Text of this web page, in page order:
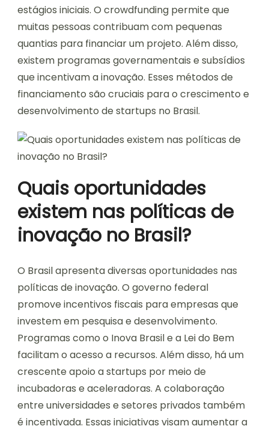
estágios iniciais. O crowdfunding permite que
muitas pessoas contribuam com pequenas
quantias para financiar um projeto. Além disso,
existem programas governamentais e subsídios
que incentivam a inovação. Esses métodos de
financiamento são cruciais para o crescimento e
desenvolvimento de startups no Brasil.
Quais oportunidades
existem nas políticas de
inovação no Brasil?
O Brasil apresenta diversas oportunidades nas
políticas de inovação. O governo federal
promove incentivos fiscais para empresas que
investem em pesquisa e desenvolvimento.
Programas como o Inova Brasil e a Lei do Bem
facilitam o acesso a recursos. Além disso, há um
crescente apoio a startups por meio de
incubadoras e aceleradoras. A colaboração
entre universidades e setores privados também
é incentivada. Essas iniciativas visam aumentar a